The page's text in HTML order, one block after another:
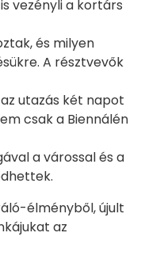
vezényli a kortárs
és milyen
A résztvevők
utazás két napot
csak a Biennálén
a várossal és a
élményből, újult
az